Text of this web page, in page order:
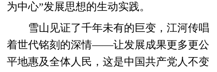
为中心”发展思想的生动实践。
雪山见证了千年未有的巨变，江河传唱
着世代铭刻的深情——让发展成果更多更公
平地惠及全体人民，这是中国共产党人不变